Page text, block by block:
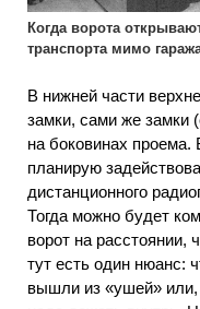
Когда ворота
транспорта мимо
В нижней части
замки, сами же замки
на боковинах
планирую
дистанционного
Тогда можно будет
ворот на расстоянии,
тут есть один нюанс:
вышли из «ушей» или,